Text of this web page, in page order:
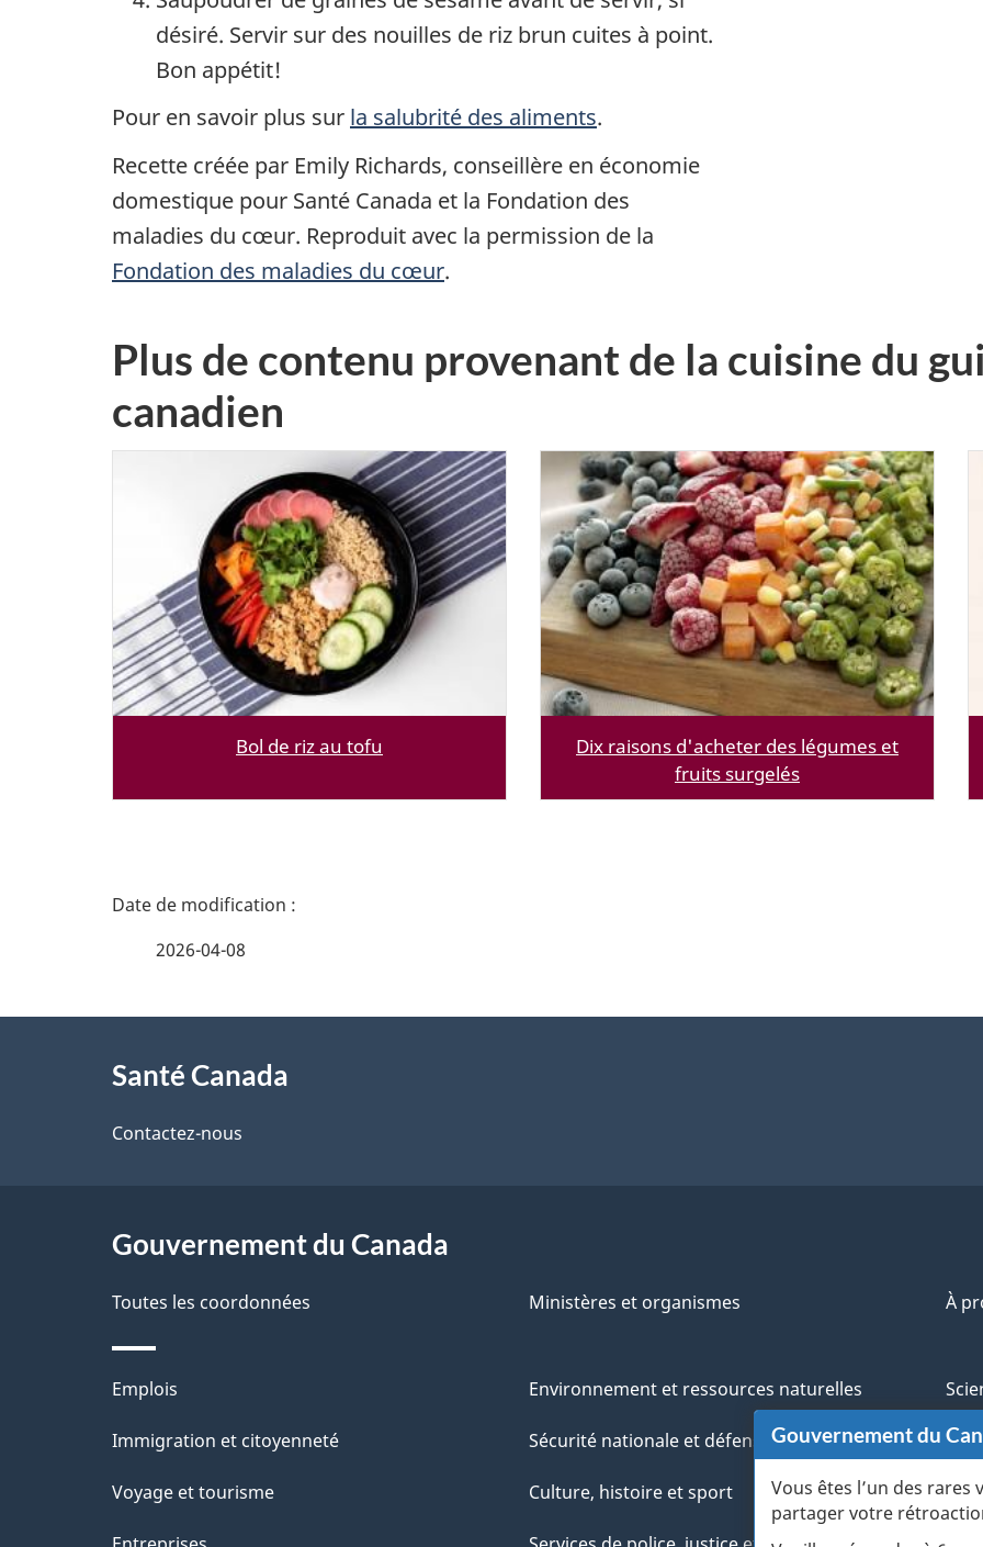
Gouvernement du
Vous êtes l’un des
partager votre
désiré. Servir sur des nouilles de riz brun cuites à point.
Bon appétit!
Pour en savoir plus sur la salubrité des aliments.
Recette créée par Emily Richards, conseillère en économie
domestique pour Santé Canada et la Fondation des
maladies du cœur. Reproduit avec la permission de la
Fondation des maladies du cœur.
Plus de contenu provenant de la cuisine du
canadien
Bol de riz au tofu
Dix raisons d'acheter des légumes et
fruits surgelés
D
t
a
d
e
l
2026-04-08
proposSanté Canada
Contactez-nous
Gouvernement du Canada
Toutes les coordonnées Ministères et organismes À
Thèmes
et
Emplois
Immigration et citoyenneté
Voyage et tourisme
Environnement et ressources naturelles
Sécurité nationale et défense
Culture, histoire et sport